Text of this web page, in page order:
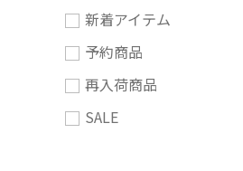
新着アイテム
予約商品
再入荷商品
SALE